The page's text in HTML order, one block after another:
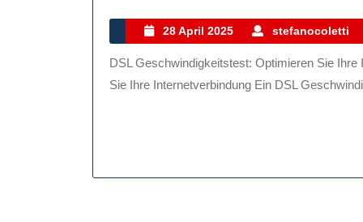
Ihre
Mit
28 April 2025
28
April
2025
stefanocoletti
DSL Geschwindigkeitstest: Optimieren Sie Ihre Internetverbindung DSL Geschwindigkeitstest: Optimieren
Sie Ihre Internetverbindung Ein DSL